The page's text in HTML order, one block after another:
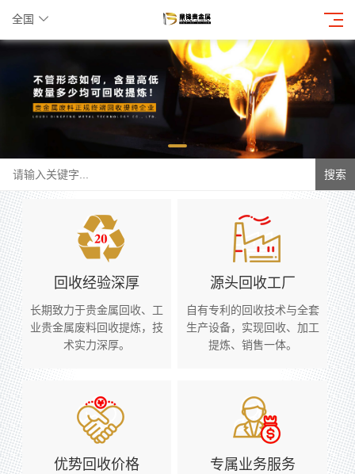
全国
搜索
回收经验深厚
长期致力于贵金属回收、工
业贵金属废料回收提炼，技
术实力深厚。
源头回收工厂
自有专利的回收技术与全套
生产设备，实现回收、加工
提炼、销售一体。
优势回收价格 专属业务服务